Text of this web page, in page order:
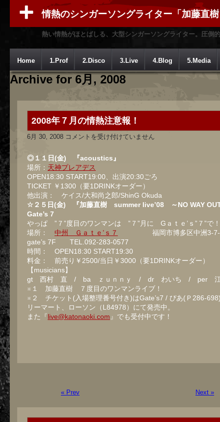
情熱のシンガーソングライター「加藤直
熱い情熱がほとばしる、大型シンガーソングライター。圧倒
Home 1.Prof 2.Disco 3.Live 4.Blog 5.Media
Archive for 6月, 2008
2008年７月の情熱注意報！
6月 30, 2008 2008
月
の
情
熱
注
意
報！
は
コメントを受け付けていません
◎１１日(金) 『acoustics』
場所： 天神プレアデス
OPEN18:30 START19:00、出演20:30ごろ
TICKET ￥1300（要1DRINKオーダー）
他出演： ケイス/大和尚之郎/ShinG Okuda
☆２５日(金) 『加藤直樹 summer live’08 ～NO WAY
Gate’s 7
やっぱ ”７”度目のワンマンは ”７”月に Gａｔｅ’ｓ”７”で
場所： 中州 Ｇａｔｅ’ｓ７
福岡市博多区中洲3-
gate’s 7F TEL.092-283-0577
時間： OPEN18:30 START19:30
料金： 前売り￥2500/当日￥3000（要1DRINKオーダー）
【musicians】
gt 西村 直 / ba ｚｕｎｎｙ / dr わいち / per 江
※１ 加藤直樹 ７度目のワンマンライブ！
※２ チケット(入場整理番号付き)はGate’s7 / ぴあ(Ｐ286-
リーマート、ローソン（L84978）にて発売中。
また『live@katonaoki.com 』でも受付中です！
« Prev Next »